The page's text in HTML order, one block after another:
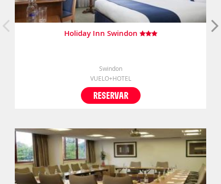
Holiday Inn Swindon
Swindon
VUELO+HOTEL
RESERVAR